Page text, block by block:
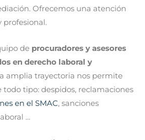
Ofrecemos una atención
profesional.
de procuradores y asesores
en derecho laboral y
amplia trayectoria nos permite
tipo: despidos, reclamaciones
en el SMAC, sanciones
…